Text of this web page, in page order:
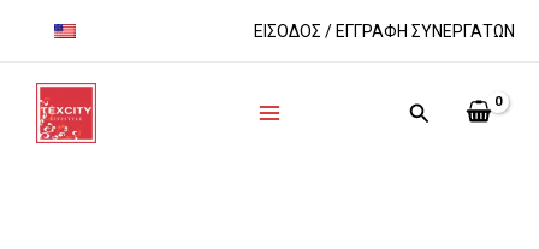
περιεχόμενο
ΕΙΣΟΔΟΣ / ΕΓΓΡΑΦΗ ΣΥΝΕΡΓΑΤΩΝ
Αναζήτηση